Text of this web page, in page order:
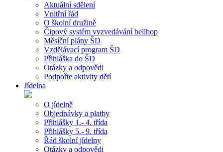
Aktuální sdělení
Vnitřní řád
O školní družině
Čipový systém vyzvedávání bellhop
Měsíční plány ŠD
Vzdělávací program ŠD
Přihláška do ŠD
Otázky a odpovědi
Podpořte aktivity dětí
Jídelna
O jídelně
Objednávky a platby
Přihlášky 1.- 4. třída
Přihlášky 5.- 9. třída
Řád školní jídelny
Otázky a odpovědi